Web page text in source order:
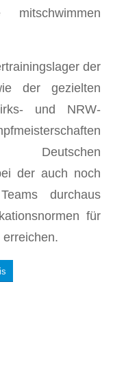
der
der gezielten
und NRW-
der auch noch
durchaus
für